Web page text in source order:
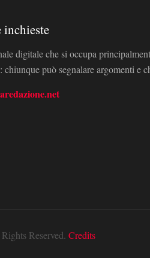
inchieste
digitale che si occupa
può segnalare argomenti e
Reserved. Credits